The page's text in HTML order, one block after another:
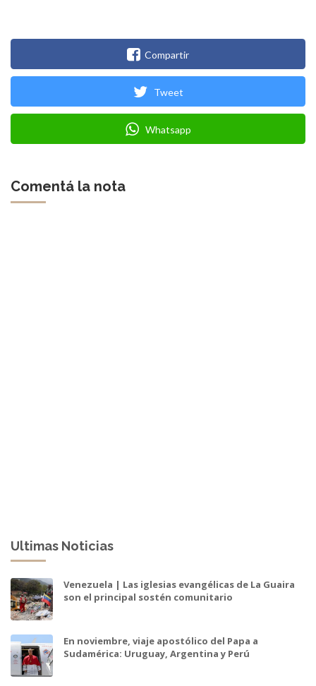
Compartir
Tweet
Whatsapp
Comentá la nota
Ultimas Noticias
Venezuela | Las iglesias evangélicas de La Guaira
son el principal sostén comunitario
En noviembre, viaje apostólico del Papa a
Sudamérica: Uruguay, Argentina y Perú